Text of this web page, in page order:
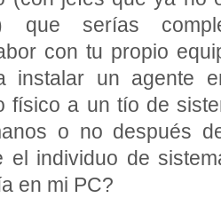
que serías
con tu propio
instalar un agente
físico a un tío de
o no después
el individuo de
en mi PC?